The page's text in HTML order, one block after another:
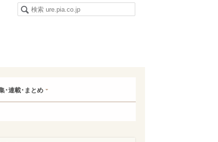
･連載･まとめ